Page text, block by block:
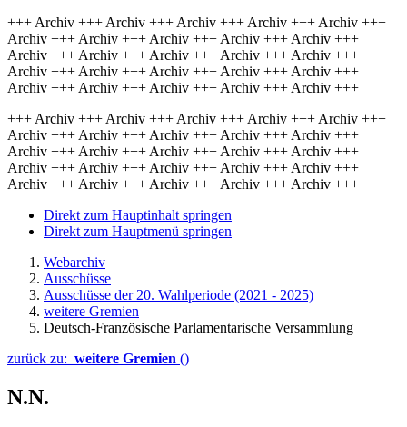
+++ Archiv +++ Archiv +++ Archiv +++ Archiv +++ Archiv +++
Archiv +++ Archiv +++ Archiv +++ Archiv +++ Archiv +++
Archiv +++ Archiv +++ Archiv +++ Archiv +++ Archiv +++
Archiv +++ Archiv +++ Archiv +++ Archiv +++ Archiv +++
Archiv +++ Archiv +++ Archiv +++ Archiv +++ Archiv +++
+++ Archiv +++ Archiv +++ Archiv +++ Archiv +++ Archiv +++
Archiv +++ Archiv +++ Archiv +++ Archiv +++ Archiv +++
Archiv +++ Archiv +++ Archiv +++ Archiv +++ Archiv +++
Archiv +++ Archiv +++ Archiv +++ Archiv +++ Archiv +++
Archiv +++ Archiv +++ Archiv +++ Archiv +++ Archiv +++
Direkt zum Hauptinhalt springen
Direkt zum Hauptmenü springen
Webarchiv
Ausschüsse
Ausschüsse der 20. Wahlperiode (2021 - 2025)
weitere Gremien
Deutsch-Französische Parlamentarische Versammlung
zurück zu: weitere Gremien ()
N.N.